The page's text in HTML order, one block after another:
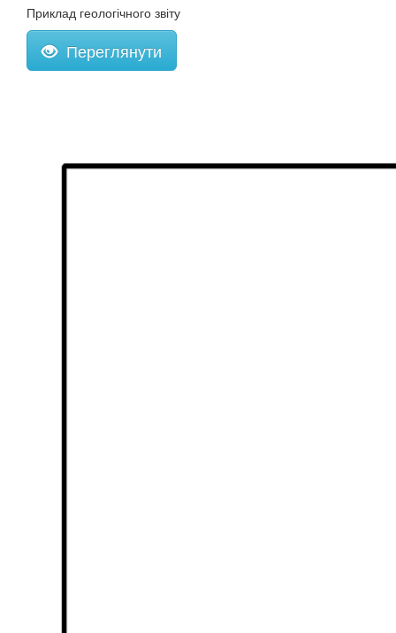
Приклад геологічного звіту
Переглянути